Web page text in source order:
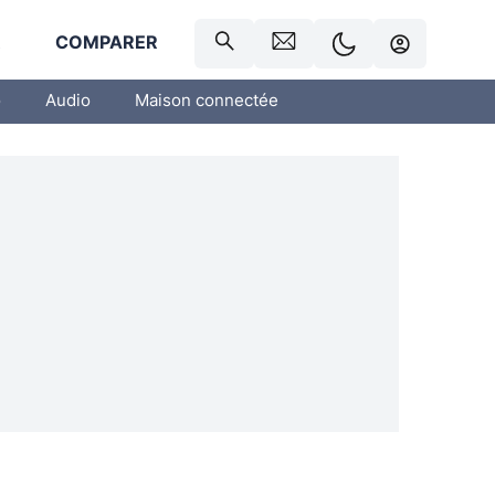
COMPARER
Audio Maison connectée